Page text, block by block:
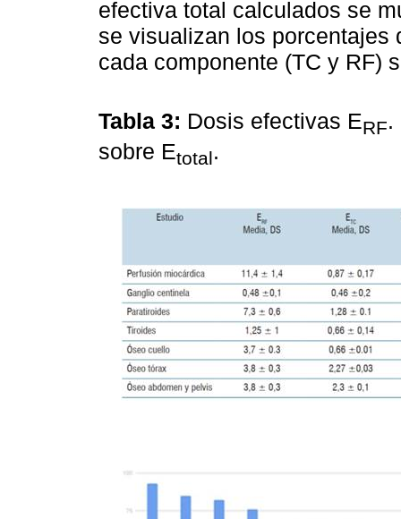
efectiva total calculados se
se visualizan los porcentajes
cada componente (TC y RF)
Tabla 3: Dosis efectivas ERF.
sobre Etotal.